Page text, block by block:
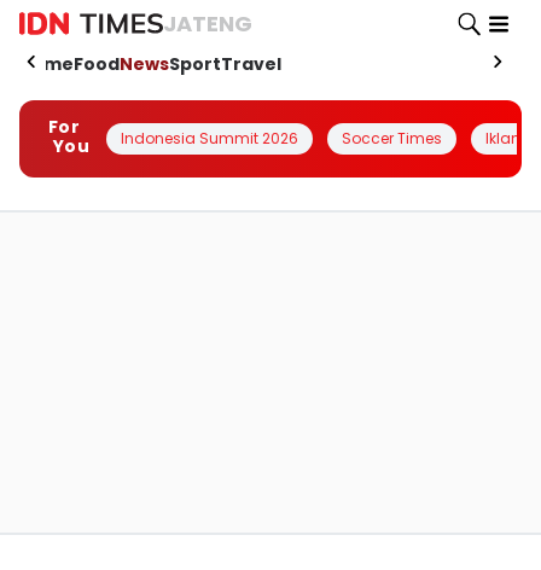
JATENG
HomeFoodNewsSportTravel
For
You
Indonesia Summit 2026 Soccer Times Iklanin